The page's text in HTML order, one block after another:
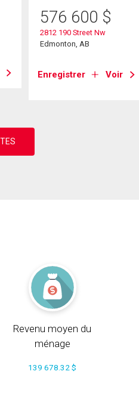
576 600 $
2812 190 Street Nw
Edmonton, AB
Enregistrer Voir
Revenu moyen du
ménage
139 678.32 $